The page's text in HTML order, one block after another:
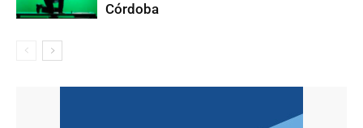
Córdoba